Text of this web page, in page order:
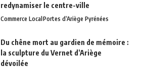
redynamiser le centre-ville
Commerce LocalPortes d’Ariège Pyrénées
Du chêne mort au gardien de mémoire :
la sculpture du Vernet d’Ariège
dévoilée